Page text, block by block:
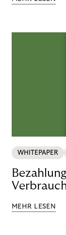
WHITEPAPER
MEHR LESEN